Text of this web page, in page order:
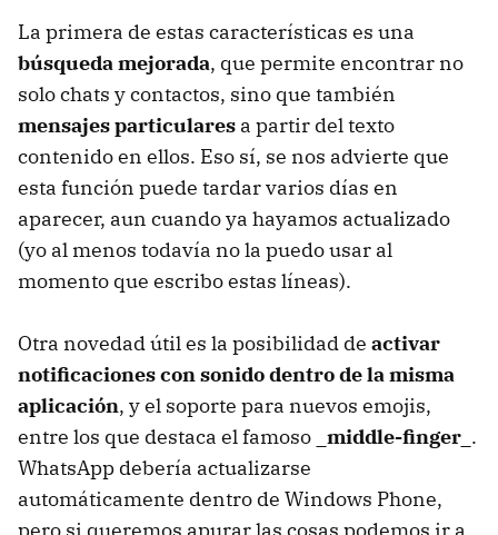
La primera de estas características es una
búsqueda mejorada, que permite encontrar no
solo chats y contactos, sino que también
mensajes particulares a partir del texto
contenido en ellos. Eso sí, se nos advierte que
esta función puede tardar varios días en
aparecer, aun cuando ya hayamos actualizado
(yo al menos todavía no la puedo usar al
momento que escribo estas líneas).
Otra novedad útil es la posibilidad de activar
notificaciones con sonido dentro de la misma
aplicación, y el soporte para nuevos emojis,
entre los que destaca el famoso
_middle-finger_ .
WhatsApp debería actualizarse
automáticamente dentro de Windows Phone,
pero si queremos apurar las cosas podemos ir a